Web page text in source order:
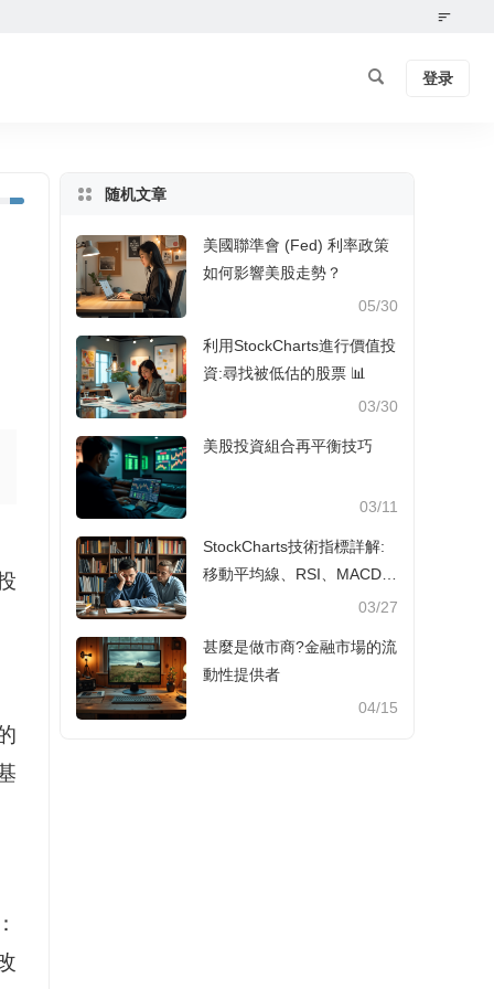
登录
随机文章
美國聯準會 (Fed) 利率政策
如何影響美股走勢？
05/30
利用StockCharts進行價值投
資:尋找被低估的股票 📊
03/30
美股投資組合再平衡技巧
03/11
StockCharts技術指標詳解:
移動平均線、RSI、MACD
03/27
甚麼是做市商?金融市場的流
動性提供者
04/15